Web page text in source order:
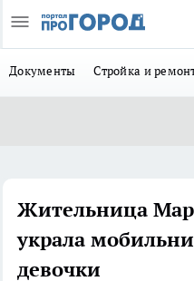
Документы Стройка и
Жительница
украла
девочки